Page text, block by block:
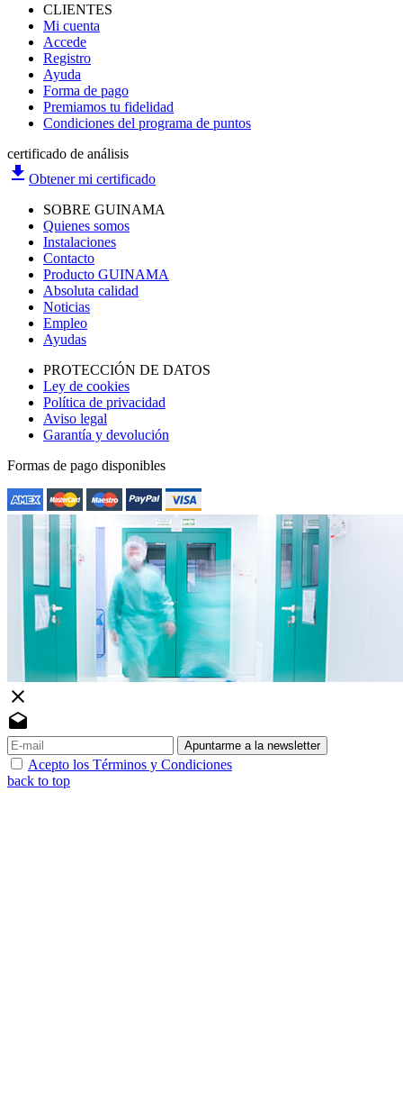
CLIENTES
Mi cuenta
Accede
Registro
Ayuda
Forma de pago
Premiamos tu fidelidad
Condiciones del programa de puntos
certificado de análisis
file_download Obtener mi certificado
SOBRE GUINAMA
Quienes somos
Instalaciones
Contacto
Producto GUINAMA
Absoluta calidad
Noticias
Empleo
Ayudas
PROTECCIÓN DE DATOS
Ley de cookies
Política de privacidad
Aviso legal
Garantía y devolución
Formas de pago disponibles
close
drafts
Apuntarme a la newsletter
Acepto los Términos y Condiciones
back to top